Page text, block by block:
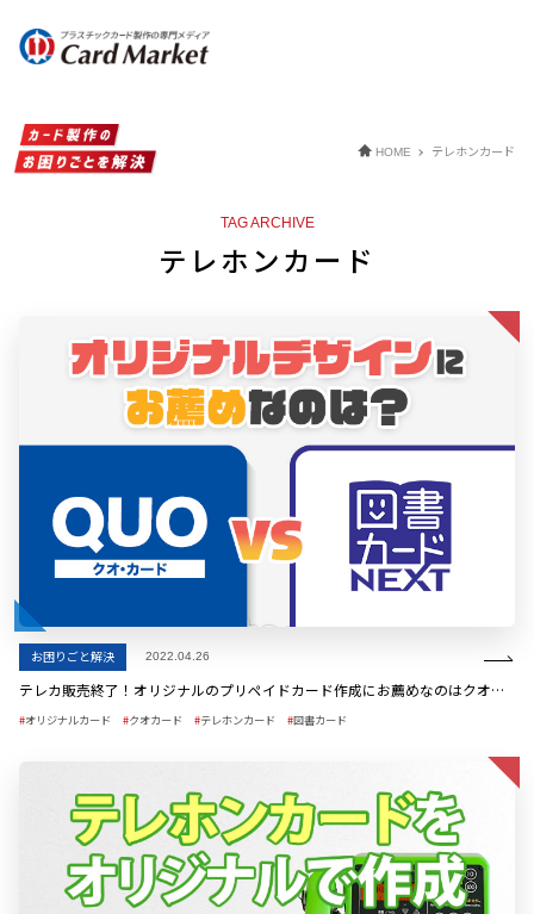
HOME テレホンカード
TAG ARCHIVE
テレホンカード
お困りごと解決 2022.04.26
テレカ販売終了！オリジナルのプリペイドカード作成にお薦めなのはクオ・図書どっち？
オリジナルカード クオカード テレホンカード 図書カード